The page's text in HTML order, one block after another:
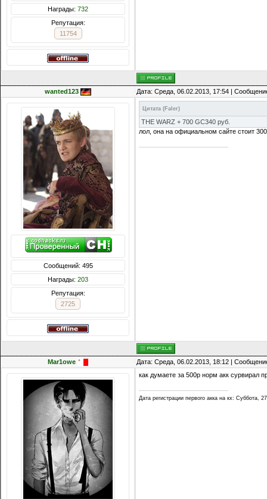
Награды: 732
Репутация:
11754
wanted123 Дата: Среда, 06.02.2013, 17:54 |
Сообщений: 495
Награды: 203
Репутация:
2725
Цитата ( Faler)
THE WARZ + 700 GC340 руб.
лол, она на официальном сайте стоит
Mar1owe Дата: Среда, 06.02.2013, 18:12 |
как думаете за 500р норм акк сурвирал
Дата регистрации первого акка на кх: Суббота,